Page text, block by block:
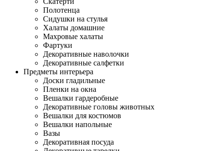
Полотенца
Сидушки на стулья
Халаты домашние
Махровые халаты
Фартуки
Декоративные наволочки
Декоративные салфетки
Предметы интерьера
Доски гладильные
Пленки на окна
Вешалки гардеробные
Декоративные головы животных
Вешалки для костюмов
Вешалки напольные
Вазы
Декоративная посуда